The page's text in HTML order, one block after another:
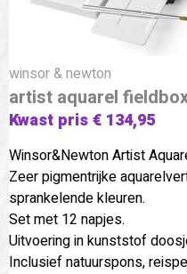
winsor & newton
artist aquarel
Kwast pris € 134,95
Winsor&Newton Artist
Zeer pigmentrijke
sprankelende kleuren.
Set met 12 napjes.
Uitvoering in kunststof
Inclusief natuurspons,